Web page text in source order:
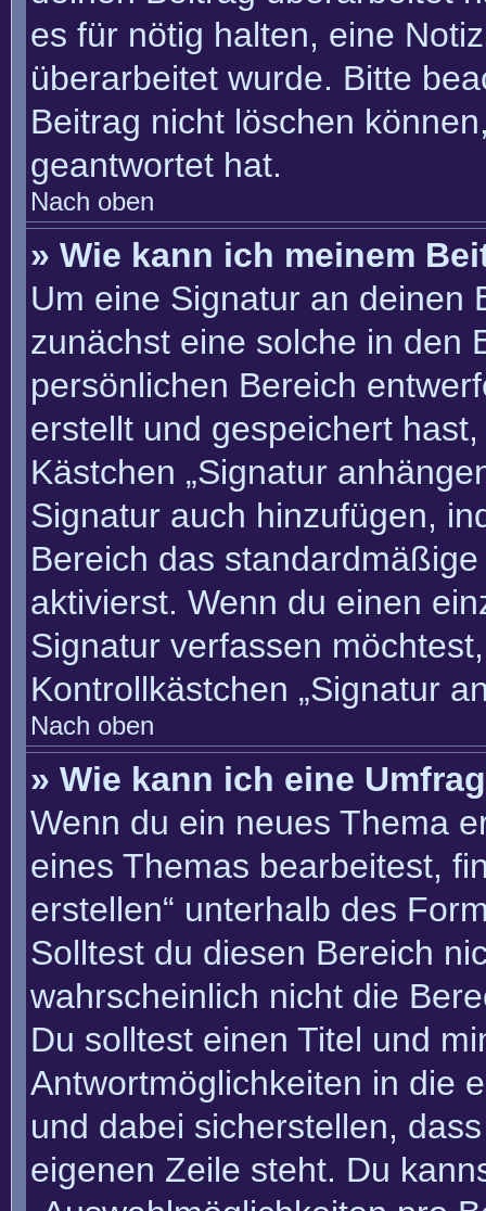
es für nötig halten, eine
überarbeitet wurde. Bitte
Beitrag nicht löschen
geantwortet hat.
Nach oben
» Wie kann ich meinem
Um eine Signatur an deinen
zunächst eine solche in den
persönlichen Bereich
erstellt und gespeichert
Kästchen „Signatur
Signatur auch hinzufügen,
Bereich das
aktivierst. Wenn du einen
Signatur verfassen
Kontrollkästchen „Signatur
Nach oben
» Wie kann ich eine
Wenn du ein neues Thema
eines Themas bearbeitest,
erstellen“ unterhalb des
Solltest du diesen Bereich
wahrscheinlich nicht die
Du solltest einen Titel und
Antwortmöglichkeiten in die
und dabei sicherstellen,
eigenen Zeile steht. Du